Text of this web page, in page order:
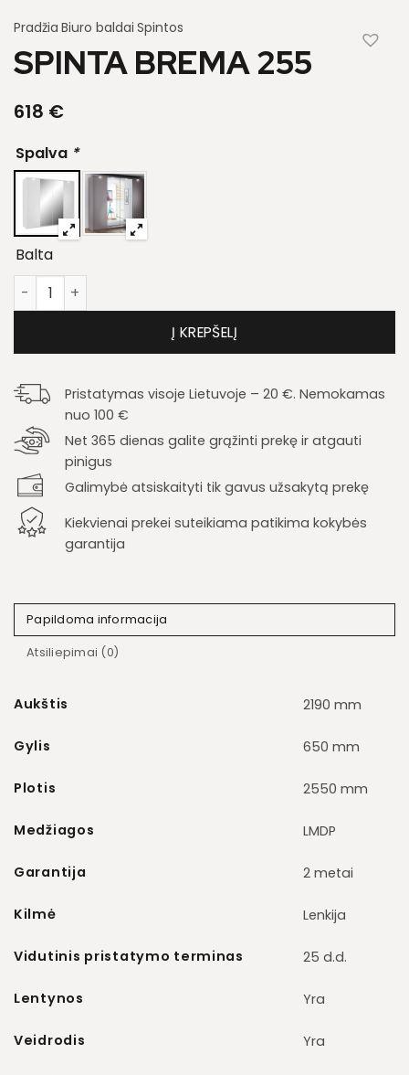
Pradžia Biuro baldai Spintos
SPINTA BREMA 255
618 €
Spalva *
Balta
produkto kiekis: Spinta Brema 255
Į KREPŠELĮ
Pristatymas visoje Lietuvoje – 20 €. Nemokamas
nuo 100 €
Net 365 dienas galite grąžinti prekę ir atgauti
pinigus
Galimybė atsiskaityti tik gavus užsakytą prekę
Kiekvienai prekei suteikiama patikima kokybės
garantija
Papildoma informacija
Atsiliepimai (0)
Aukštis 2190 mm
Gylis 650 mm
Plotis 2550 mm
Medžiagos LMDP
Garantija 2 metai
Kilmė Lenkija
Vidutinis pristatymo terminas 25 d.d.
Lentynos Yra
Veidrodis Yra